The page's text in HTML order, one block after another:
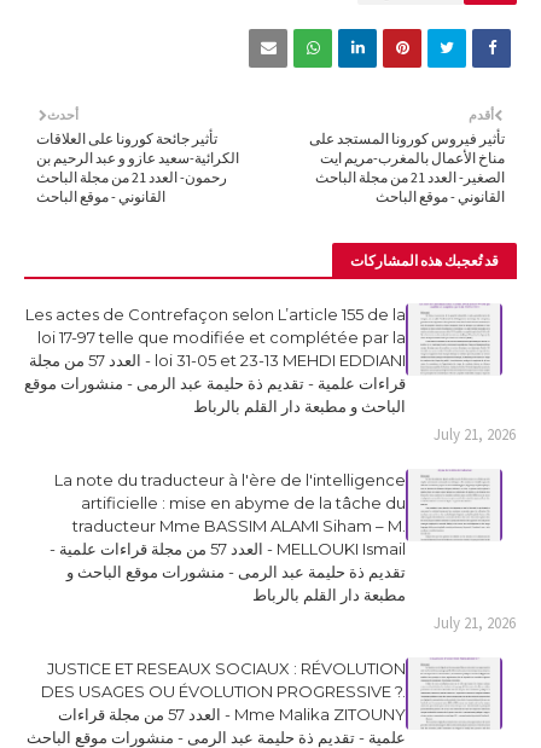
أحدث
تأثير جائحة كورونا على العلاقات
الكرائية-سعيد عازو و عبد الرحيم بن
رحمون- العدد 21 من مجلة الباحث
القانوني - موقع الباحث
أقدم
تأثير فيروس كورونا المستجد على
مناخ الأعمال بالمغرب-مريم ايت
الصغير- العدد 21 من مجلة الباحث
القانوني - موقع الباحث
قد تُعجبك هذه المشاركات
Les actes de Contrefaçon selon L’article 155 de la
loi 17-97 telle que modifiée et complétée par la
loi 31-05 et 23-13 MEHDI EDDIANI - العدد 57 من مجلة
قراءات علمية - تقديم ذة حليمة عبد الرمى - منشورات موقع
الباحث و مطبعة دار القلم بالرباط
July 21, 2026
La note du traducteur à l'ère de l'intelligence
artificielle : mise en abyme de la tâche du
traducteur Mme BASSIM ALAMI Siham – M.
MELLOUKI Ismail - العدد 57 من مجلة قراءات علمية -
تقديم ذة حليمة عبد الرمى - منشورات موقع الباحث و
مطبعة دار القلم بالرباط
July 21, 2026
JUSTICE ET RESEAUX SOCIAUX : RÉVOLUTION
DES USAGES OU ÉVOLUTION PROGRESSIVE ?.
Mme Malika ZITOUNY - العدد 57 من مجلة قراءات
علمية - تقديم ذة حليمة عبد الرمى - منشورات موقع الباحث